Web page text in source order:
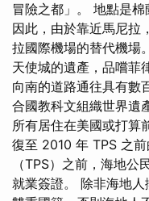
冒險之都」。 地點是棉
因此，由於靠近馬尼拉
拉國際機場的替代機場
天使城的遺產，品嚐菲
向南的道路通往具有數
合國教科文組織世界遺
所有居住在美國或打算
復至 2010 年 TPS 之
（TPS）之前，海地
就業簽證。 除非海地